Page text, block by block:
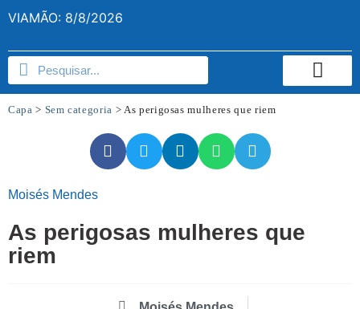
VIAMÃO: 8/8/2026
Capa > Sem categoria > As perigosas mulheres que riem
Moisés Mendes
As perigosas mulheres que
riem